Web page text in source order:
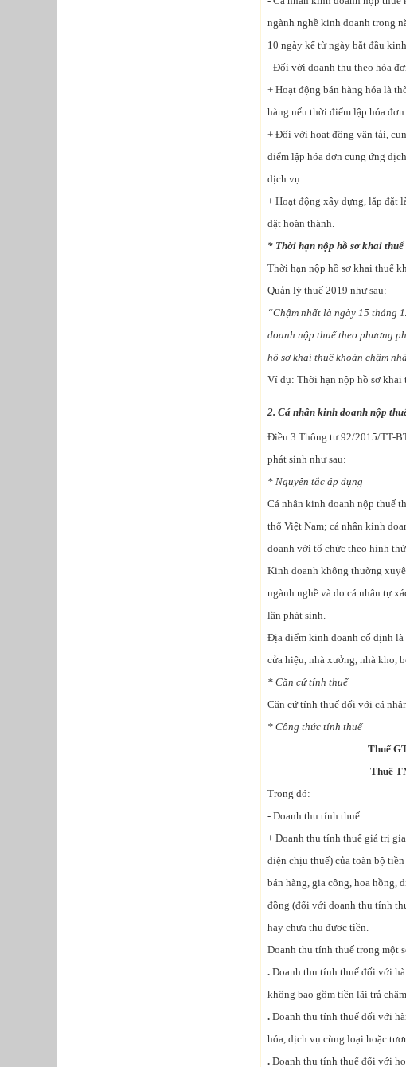
ngành nghề kinh doanh trong
10 ngày kể từ ngày bắt đầu
- Đối với doanh thu theo hóa
+ Hoạt động bán hàng hóa là
hàng nếu thời điểm lập hóa
+ Đối với hoạt động vận tải,
điểm lập hóa đơn cung ứng
dịch vụ.
+ Hoạt động xây dựng, lắp đặt
đặt hoàn thành.
* Thời hạn nộp hồ sơ khai
Thời hạn nộp hồ sơ khai thuế
Quản lý thuế 2019 như sau:
“Chậm nhất là ngày 15 tháng
doanh nộp thuế theo phương
hồ sơ khai thuế khoán chậm
Ví dụ: Thời hạn nộp hồ sơ khai
2. Cá nhân kinh doanh nộp
Điều 3 Thông tư 92/2015/TT-
phát sinh như sau:
* Nguyên tắc áp dụng
Cá nhân kinh doanh nộp thuế
thổ Việt Nam; cá nhân kinh
doanh với tổ chức theo hình
Kinh doanh không thường
ngành nghề và do cá nhân tự
lần phát sinh.
Địa điểm kinh doanh cố định là
cửa hiệu, nhà xưởng, nhà kho,
* Căn cứ tính thuế
Căn cứ tính thuế đối với cá
* Công thức tính thuế
​Thuế
Thuế
​Trong đó:
- Doanh thu tính thuế:
+ Doanh thu tính thuế giá trị
diện chịu thuế) của toàn bộ
bán hàng, gia công, hoa hồng,
đồng (đối với doanh thu tính
hay chưa thu được tiền.
Doanh thu tính thuế trong một
. Doanh thu tính thuế đối với
không bao gồm tiền lãi trả
. Doanh thu tính thuế đối với
hóa, dịch vụ cùng loại hoặc
. Doanh thu tính thuế đối với